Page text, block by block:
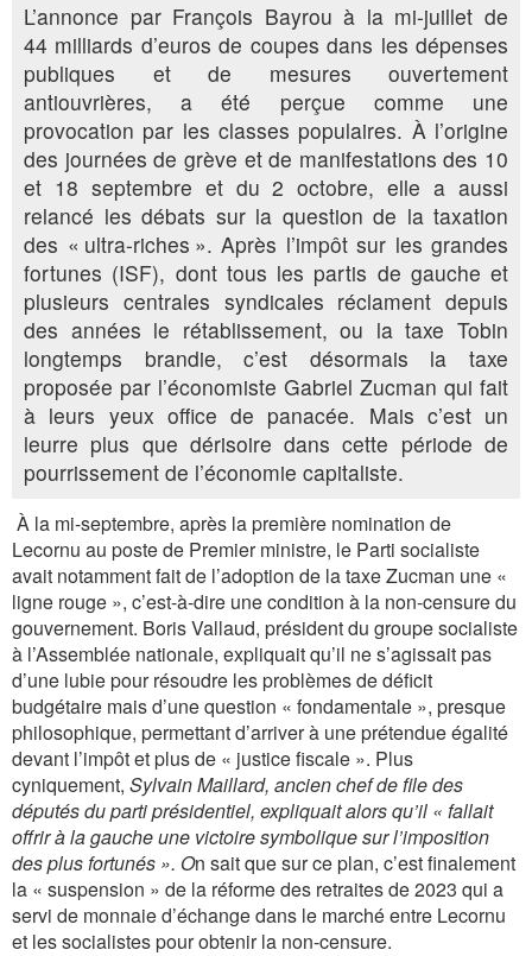
L’annonce par François Bayrou à la mi-juillet de
44 milliards d’euros de coupes dans les dépenses
publiques et de mesures ouvertement
antiouvrières, a été perçue comme une
provocation par les classes populaires. À l’origine
des journées de grève et de manifestations des 10
et 18 septembre et du 2 octobre, elle a aussi
relancé les débats sur la question de la taxation
des « ultra-riches ». Après l’impôt sur les grandes
fortunes (ISF), dont tous les partis de gauche et
plusieurs centrales syndicales réclament depuis
des années le rétablissement, ou la taxe Tobin
longtemps brandie, c’est désormais la taxe
proposée par l’économiste Gabriel Zucman qui fait
à leurs yeux office de panacée. Mais c’est un
leurre plus que dérisoire dans cette période de
pourrissement de l’économie capitaliste.
À la mi-septembre, après la première nomination de
Lecornu au poste de Premier ministre, le Parti socialiste
avait notamment fait de l’adoption de la taxe Zucman une «
ligne rouge », c’est-à-dire une condition à la non-censure du
gouvernement. Boris Vallaud, président du groupe socialiste
à l’Assemblée nationale, expliquait qu’il ne s’agissait pas
d’une lubie pour résoudre les problèmes de déficit
budgétaire mais d’une question « fondamentale », presque
philosophique, permettant d’arriver à une prétendue égalité
devant l’impôt et plus de « justice fiscale ». Plus
cyniquement, Sylvain Maillard, ancien chef de file des
députés du parti présidentiel, expliquait alors qu’il « fallait
offrir à la gauche une victoire symbolique sur l’imposition
des plus fortunés ». On sait que sur ce plan, c’est finalement
la « suspension » de la réforme des retraites de 2023 qui a
servi de monnaie d’échange dans le marché entre Lecornu
et les socialistes pour obtenir la non-censure.